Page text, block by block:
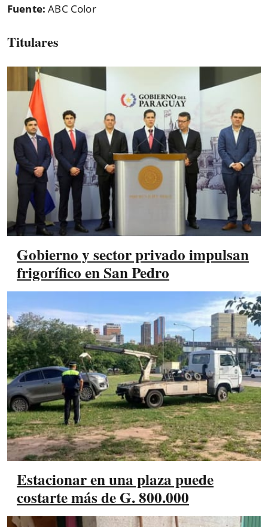
Fuente:ABC Color
Titulares
Gobierno y sector privado impulsan
frigorífico en San Pedro
Estacionar en una plaza puede
costarte más de G. 800.000